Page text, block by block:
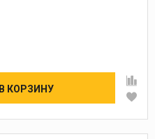
В КОРЗИНУ